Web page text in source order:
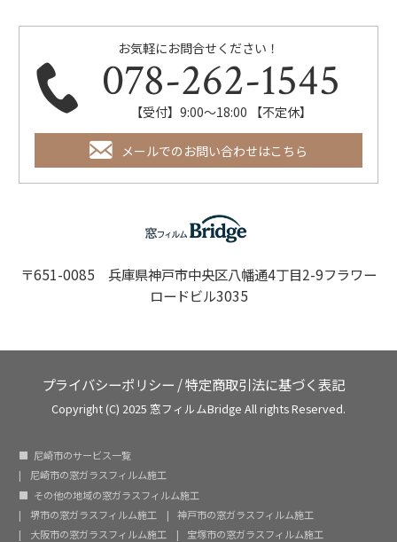
お気軽にお問合せください！
078-262-1545
【受付】9:00～18:00 【不定休】
メールでのお問い合わせはこちら
〒651-0085 兵庫県神戸市中央区八幡通4丁目2-9フラワー
ロードビル3035
プライバシーポリシー /特定商取引法に基づく表記
Copyright (C) 2025 窓フィルムBridge All rights Reserved.
尼崎市のサービス一覧
尼崎市の窓ガラスフィルム施工
その他の地域の窓ガラスフィルム施工
堺市の窓ガラスフィルム施工
神戸市の窓ガラスフィルム施工
大阪市の窓ガラスフィルム施工
宝塚市の窓ガラスフィルム施工